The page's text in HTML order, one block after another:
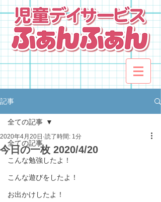
記事
全ての記事
こんな勉強したよ！
こんな遊びをしたよ！
お出かけしたよ！
全ての記事
今日の一枚 2020/4/20
2020年4月20日 読了時間: 1分